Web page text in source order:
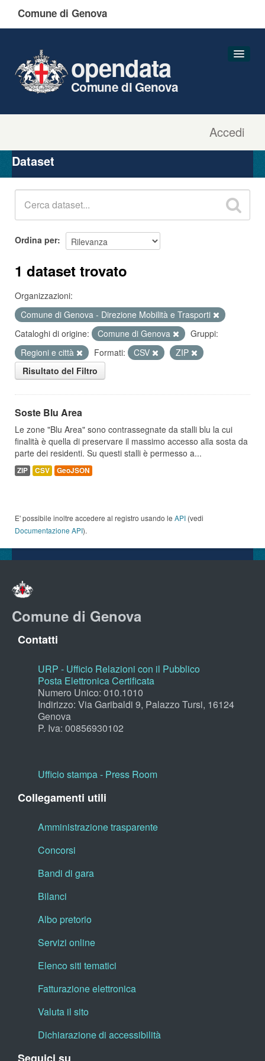
Comune di Genova
Accedi
opendata
Comune di Genova
Organizzazioni
Gruppi
Dataset
Ordina per
1 dataset trovato
Organizzazioni:
Comune di Genova - Direzione Mobilità e Trasporti
Cataloghi di origine:
Comune di Genova
Gruppi:
Regioni e città
Formati: CSV
ZIP
Risultato del Filtro
Soste Blu Area
Le zone "Blu Area" sono contrassegnate da stalli blu la cui
finalità è quella di preservare il massimo accesso alla sosta da
parte dei residenti. Su questi stalli è permesso a...
ZIP CSV GeoJSON
E' possibile inoltre accedere al registro usando le API (vedi
Documentazione API).
Comune di Genova
Contatti
URP - Ufficio Relazioni con il Pubblico
Posta Elettronica Certificata
Numero Unico: 010.1010
Indirizzo: Via Garibaldi 9, Palazzo Tursi, 16124
Genova
P. Iva: 00856930102
Ufficio stampa - Press Room
Collegamenti utili
Amministrazione trasparente
Concorsi
Bandi di gara
Bilanci
Albo pretorio
Servizi online
Elenco siti tematici
Fatturazione elettronica
Valuta il sito
Dichiarazione di accessibilità